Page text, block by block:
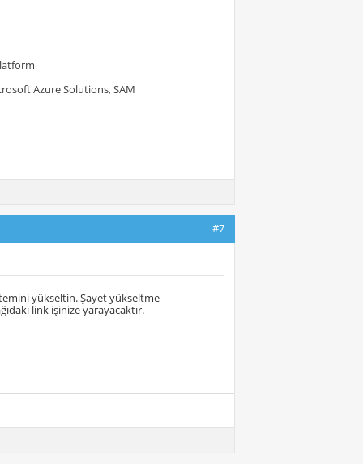
Azure Solutions, SAM
#7
yükseltin. Şayet yükseltme
link işinize yarayacaktır.